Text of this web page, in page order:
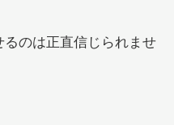
のは正直信じられませ